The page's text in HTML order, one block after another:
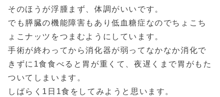
そのほうが浮腫まず、体調がいいです。
でも膵臓の機能障害もあり低血糖症なのでちょこち
ょこナッツをつまむようにしています。
手術が終わってから消化器が弱ってなかなか消化で
きずに1食食べると胃が重くて、夜遅くまで胃がもた
ついてしまいます。
しばらく1日1食をしてみようと思います。